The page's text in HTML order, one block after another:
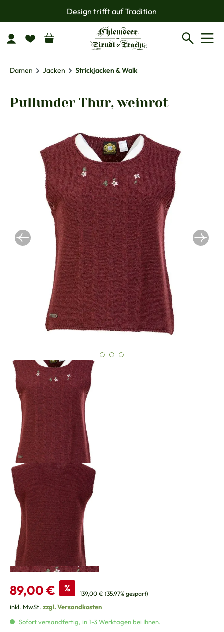
Zum Hauptinhalt springenDesign trifft auf Tradition
Damen Jacken Strickjacken & Walk
Pullunder Thur, weinrot
Verkaufspreis:
89,00 € % Regulärer Preis:
139,00 € (35.97% gespart)
inkl. MwSt. zzgl. Versandkosten
Sofort versandfertig, in 1-3 Werktagen bei Ihnen.